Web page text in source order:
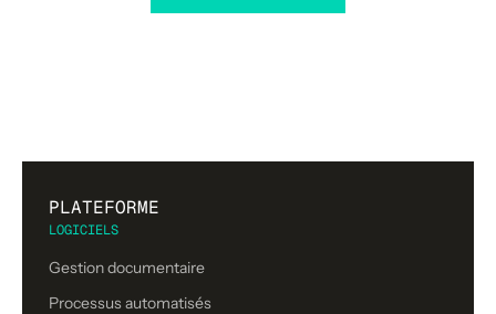
PLATEFORME
LOGICIELS
Gestion documentaire
Processus automatisés